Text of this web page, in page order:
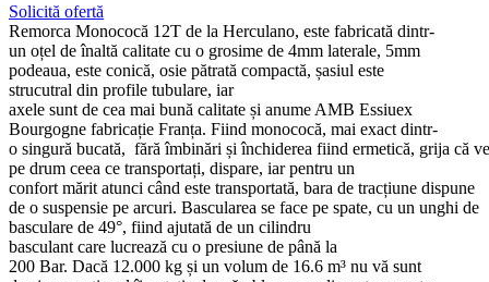
Solicită ofertă
Remorca Monococă 12T de la Herculano, este fabricată dintr-
un oțel de înaltă calitate cu o grosime de 4mm laterale, 5mm
podeaua, este conică, osie pătrată compactă, șasiul este
strucutral din profile tubulare, iar
axele sunt de cea mai bună calitate și anume AMB Essiuex
Bourgogne fabricație Franța. Fiind monococă, mai exact dintr-
o singură bucată, fără îmbinări și închiderea fiind ermetică, grija că
pe drum ceea ce transportați, dispare, iar pentru un
confort mărit atunci când este transportată, bara de tracțiune dispune
de o suspensie pe arcuri. Bascularea se face pe spate, cu un unghi de
basculare de 49°, fiind ajutată de un cilindru
basculant care lucrează cu o presiune de până la
200 Bar. Dacă 12.000 kg și un volum de 16.6 m³ nu vă sunt